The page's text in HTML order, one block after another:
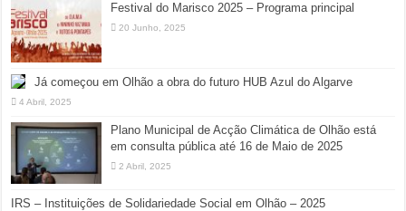
Festival do Marisco 2025 – Programa principal
20 Junho, 2025
Já começou em Olhão a obra do futuro HUB Azul do Algarve
4 Abril, 2025
Plano Municipal de Acção Climática de Olhão está
em consulta pública até 16 de Maio de 2025
2 Abril, 2025
IRS – Instituições de Solidariedade Social em Olhão – 2025